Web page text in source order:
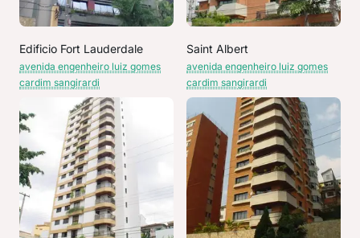
Edificio Fort Lauderdale
avenida engenheiro luiz gomes
cardim sangirardi
Saint Albert
avenida engenheiro luiz gomes
cardim sangirardi